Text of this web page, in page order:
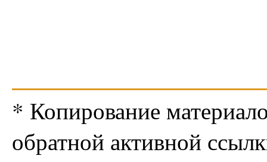
* Копирование
обратной активной